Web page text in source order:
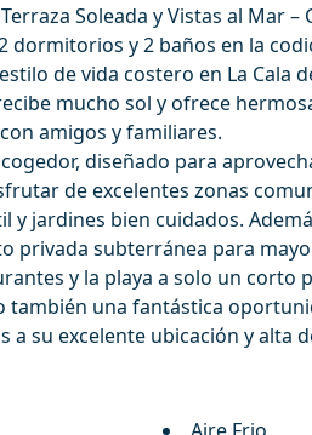
Soleada y Vistas al Mar –
dormitorios y 2 baños en la
de vida costero en La Cala
mucho sol y ofrece
amigos y familiares.
diseñado para
de excelentes zonas
y jardines bien cuidados.
privada subterránea para
y la playa a solo un corto
también una fantástica
a su excelente ubicación y alta